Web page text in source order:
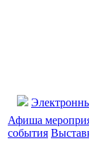
Афиша
события